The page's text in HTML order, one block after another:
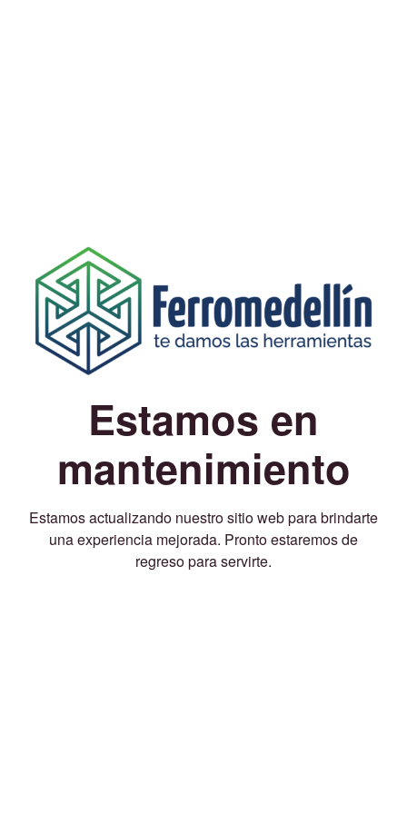
Estamos en
mantenimiento
Estamos actualizando nuestro sitio web para brindarte
una experiencia mejorada. Pronto estaremos de
regreso para servirte.